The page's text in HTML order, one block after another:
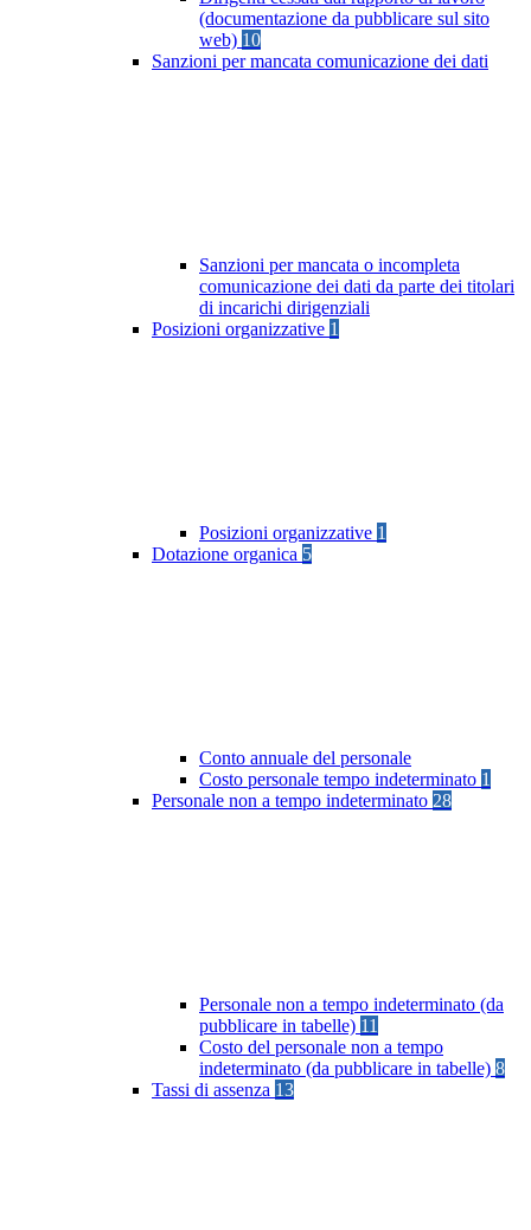
(documentazione da pubblicare sul sito
web) 10
Sanzioni per mancata comunicazione dei dati
Sanzioni per mancata o incompleta
comunicazione dei dati da parte dei titolari
di incarichi dirigenziali
Posizioni organizzative 1
Posizioni organizzative 1
Dotazione organica 5
Conto annuale del personale
Costo personale tempo indeterminato 1
Personale non a tempo indeterminato 28
Personale non a tempo indeterminato (da
pubblicare in tabelle) 11
Costo del personale non a tempo
indeterminato (da pubblicare in tabelle) 8
Tassi di assenza 13